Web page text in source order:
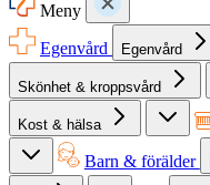
Meny
Egenvård
Egenvård
Skönhet & kroppsvård
Kost & hälsa
Barn & förälder